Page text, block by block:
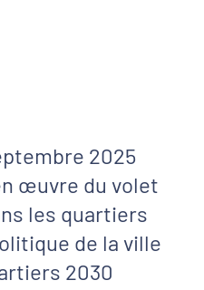
2025
œuvre du volet
les quartiers
de la ville
2030